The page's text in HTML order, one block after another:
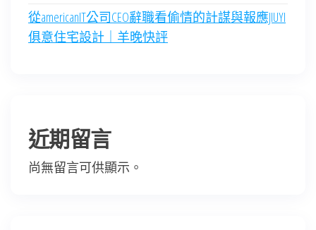
從americanIT公司CEO辭職看偷情的計謀與報應JIUYI
俱意住宅設計｜羊晚快評
近期留言
尚無留言可供顯示。